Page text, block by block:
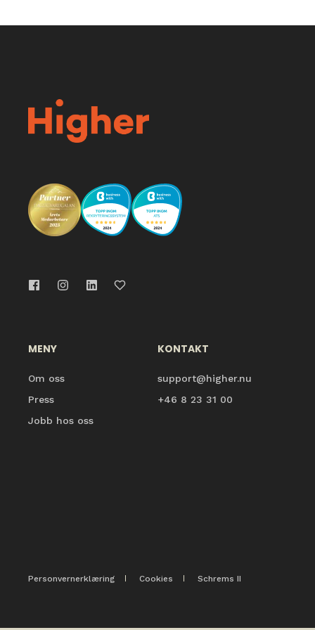
MENY
Om oss
Press
Jobb hos oss
KONTAKT
support@higher.nu
+46 8 23 31 00
Personvernerklæring Cookies Schrems II